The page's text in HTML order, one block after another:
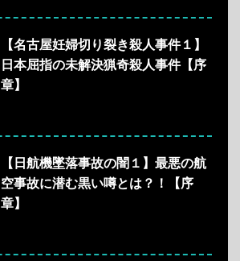
【名古屋妊婦切り裂き殺人事件１】
日本屈指の未解決猟奇殺人事件【序
章】
【日航機墜落事故の闇１】最悪の航
空事故に潜む黒い噂とは？！【序
章】